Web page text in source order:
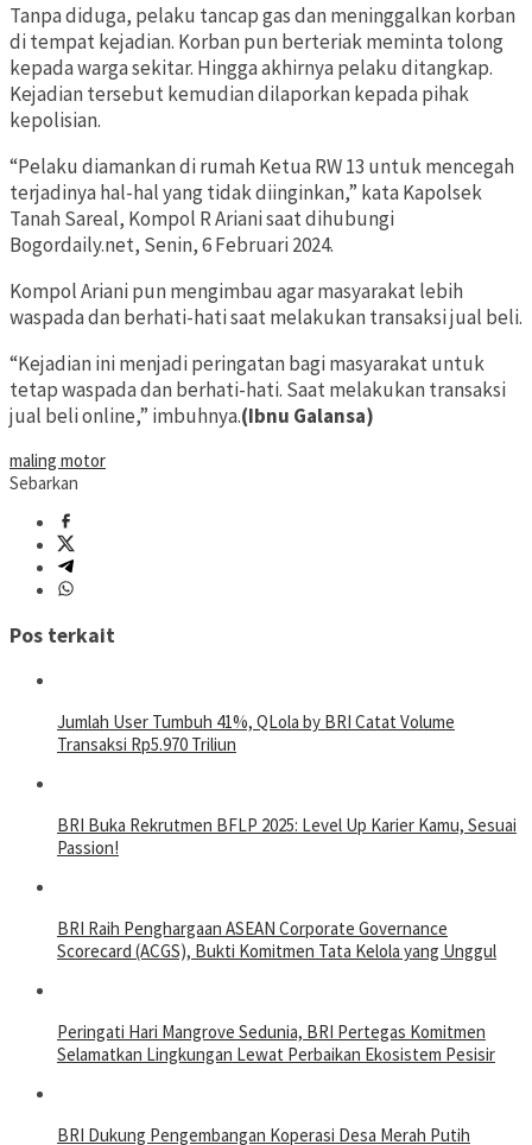
Tanpa diduga, pelaku tancap gas dan meninggalkan korban
di tempat kejadian. Korban pun berteriak meminta tolong
kepada warga sekitar. Hingga akhirnya pelaku ditangkap.
Kejadian tersebut kemudian dilaporkan kepada pihak
kepolisian.
“Pelaku diamankan di rumah Ketua RW 13 untuk mencegah
terjadinya hal-hal yang tidak diinginkan,” kata Kapolsek
Tanah Sareal, Kompol R Ariani saat dihubungi
Bogordaily.net, Senin, 6 Februari 2024.
Kompol Ariani pun mengimbau agar masyarakat lebih
waspada dan berhati-hati saat melakukan transaksi jual beli.
“Kejadian ini menjadi peringatan bagi masyarakat untuk
tetap waspada dan berhati-hati. Saat melakukan transaksi
jual beli online,” imbuhnya.(Ibnu Galansa)
maling motor
Sebarkan
Pos terkait
Jumlah User Tumbuh 41%, QLola by BRI Catat Volume
Transaksi Rp5.970 Triliun
BRI Buka Rekrutmen BFLP 2025: Level Up Karier Kamu, Sesuai
Passion!
BRI Raih Penghargaan ASEAN Corporate Governance
Scorecard (ACGS), Bukti Komitmen Tata Kelola yang Unggul
Peringati Hari Mangrove Sedunia, BRI Pertegas Komitmen
Selamatkan Lingkungan Lewat Perbaikan Ekosistem Pesisir
BRI Dukung Pengembangan Koperasi Desa Merah Putih